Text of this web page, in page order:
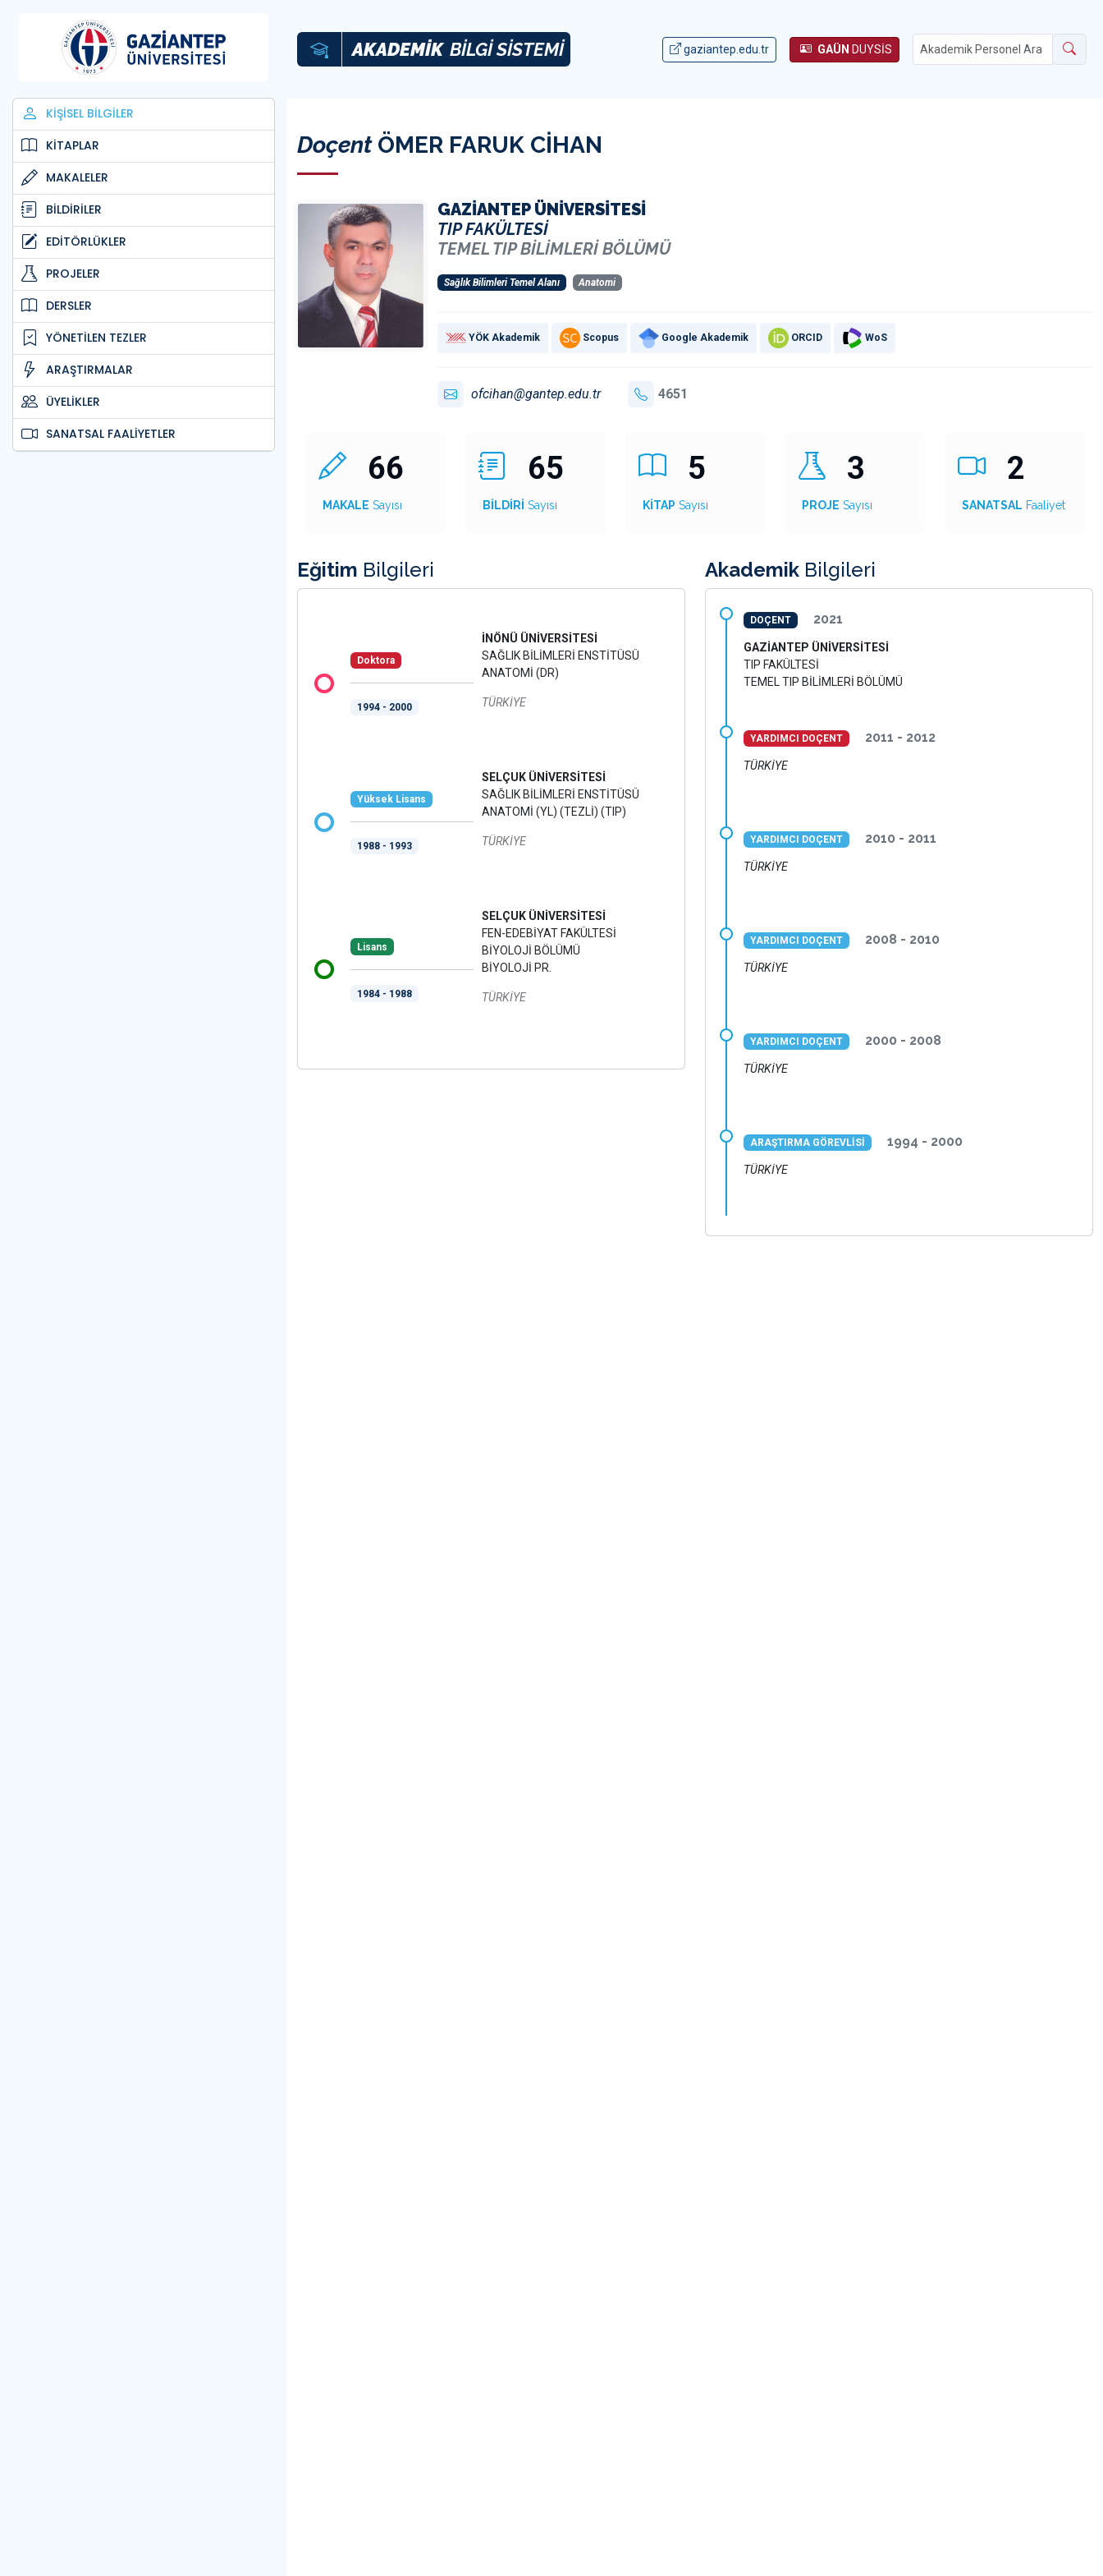
KİŞİSEL BİLGİLER
KİTAPLAR
MAKALELER
BİLDİRİLER
EDİTÖRLÜKLER
PROJELER
DERSLER
YÖNETİLEN TEZLER
ARAŞTIRMALAR
ÜYELİKLER
SANATSAL FAALİYETLER
AKADEMİK BİLGİ SİSTEMİ gaziantep.edu.tr GAÜN DUYSİS
DoçentÖMER FARUK CİHAN
GAZİANTEP ÜNİVERSİTESİ
TIP FAKÜLTESİ
TEMEL TIP BİLİMLERİ BÖLÜMÜ
Sağlık Bilimleri Temel Alanı Anatomi
YÖK Akademik Scopus Google Akademik ORCID WoS
ofcihan@gantep.edu.tr 4651
66
MAKALE Sayısı
65
BİLDİRİ Sayısı
5
KİTAP Sayısı
3
PROJE Sayısı
2
SANATSAL Faaliyet
Eğitim Bilgileri
Doktora
1994 - 2000
İNÖNÜ ÜNİVERSİTESİ
SAĞLIK BİLİMLERİ ENSTİTÜSÜ
ANATOMİ (DR)
TÜRKİYE
Yüksek Lisans
1988 - 1993
SELÇUK ÜNİVERSİTESİ
SAĞLIK BİLİMLERİ ENSTİTÜSÜ
ANATOMİ (YL) (TEZLİ) (TIP)
TÜRKİYE
Lisans
1984 - 1988
SELÇUK ÜNİVERSİTESİ
FEN-EDEBİYAT FAKÜLTESİ
BİYOLOJİ BÖLÜMÜ
BİYOLOJİ PR.
TÜRKİYE
Akademik Bilgileri
DOÇENT 2021
GAZİANTEP ÜNİVERSİTESİ
TIP FAKÜLTESİ
TEMEL TIP BİLİMLERİ BÖLÜMÜ
YARDIMCI DOÇENT 2011 - 2012
TÜRKİYE
YARDIMCI DOÇENT 2010 - 2011
TÜRKİYE
YARDIMCI DOÇENT 2008 - 2010
TÜRKİYE
YARDIMCI DOÇENT 2000 - 2008
TÜRKİYE
ARAŞTIRMA GÖREVLİSİ 1994 - 2000
TÜRKİYE